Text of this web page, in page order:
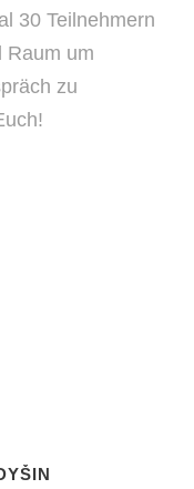
30 Teilnehmern
Raum um
zu